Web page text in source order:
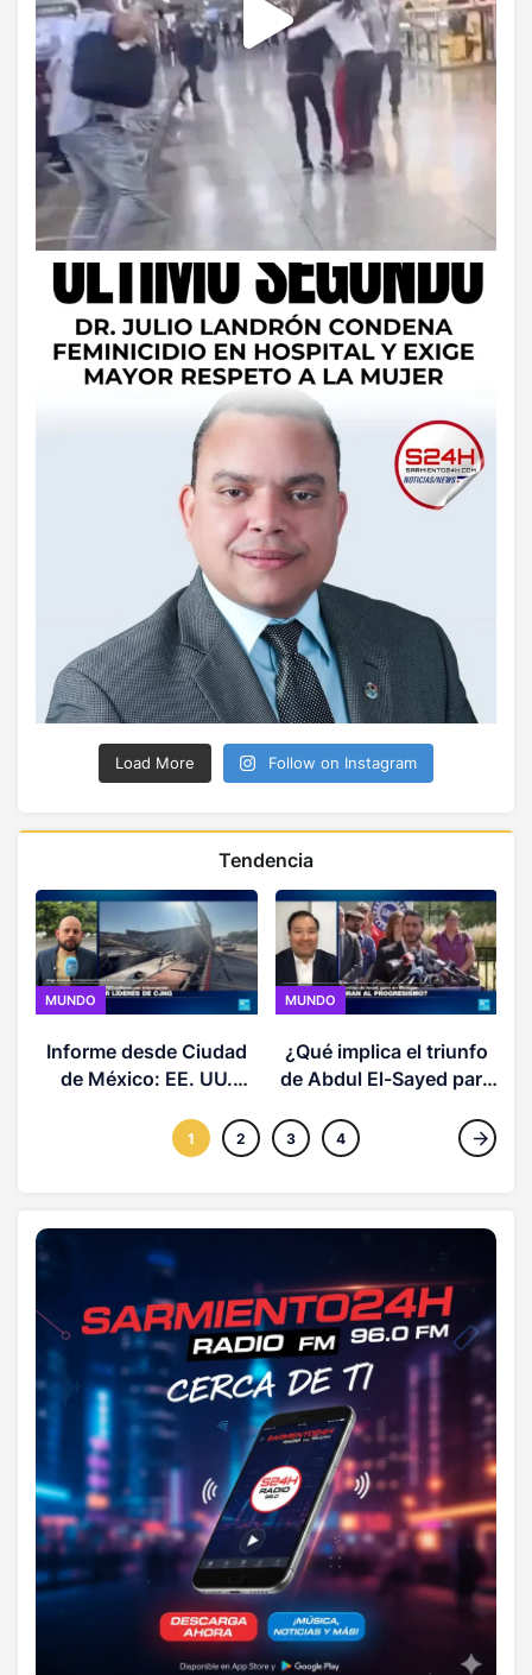
Load More Follow on Instagram
Tendencia
MUNDO
Informe desde Ciudad
de México: EE. UU.
recompensa por líderes
del CJNG
MUNDO
¿Qué implica el triunfo
de Abdul El-Sayed para
noviembre en Estados
Unidos?
1 2 3 4